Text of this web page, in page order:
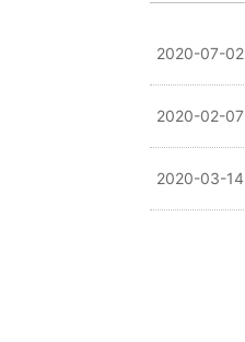
2020-07-02
2020-02-07
2020-03-14